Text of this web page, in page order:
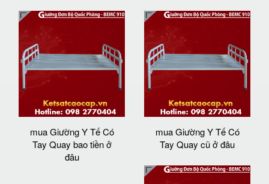
mua Giường Y Tế Có
Tay Quay bao tiền ở
đâu
mua Giường Y Tế Có
Tay Quay cũ ở đâu